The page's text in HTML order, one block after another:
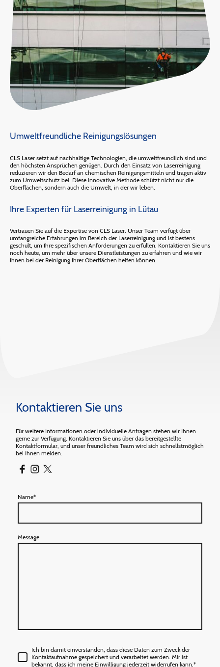
Umweltfreundliche Reinigungslösungen
CLS Laser setzt auf nachhaltige Technologien, die umweltfreundlich sind und
den höchsten Ansprüchen genügen. Durch den Einsatz von Laserreinigung
reduzieren wir den Bedarf an chemischen Reinigungsmitteln und tragen aktiv
zum Umweltschutz bei. Diese innovative Methode schützt nicht nur die
Oberflächen, sondern auch die Umwelt, in der wir leben.
Ihre Experten für Laserreinigung in Lütau
Vertrauen Sie auf die Expertise von CLS Laser. Unser Team verfügt über
umfangreiche Erfahrungen im Bereich der Laserreinigung und ist bestens
geschult, um Ihre spezifischen Anforderungen zu erfüllen. Kontaktieren Sie uns
noch heute, um mehr über unsere Dienstleistungen zu erfahren und wie wir
Ihnen bei der Reinigung Ihrer Oberflächen helfen können.
Kontaktieren Sie uns
Für weitere Informationen oder individuelle Anfragen stehen wir Ihnen
gerne zur Verfügung. Kontaktieren Sie uns über das bereitgestellte
Kontaktformular, und unser freundliches Team wird sich schnellstmöglich
bei Ihnen melden.
Name*
Message
Ich bin damit einverstanden, dass diese Daten zum Zweck der
Kontaktaufnahme gespeichert und verarbeitet werden. Mir ist
bekannt, dass ich meine Einwilligung jederzeit widerrufen kann.*